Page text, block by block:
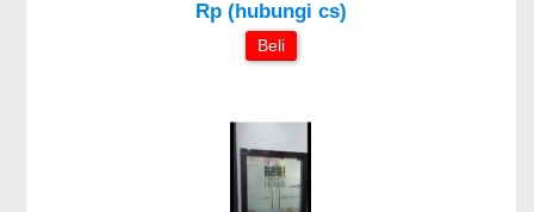
Rp (hubungi cs)
Beli